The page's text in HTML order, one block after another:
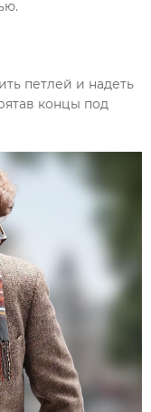
петлей и надеть
концы под